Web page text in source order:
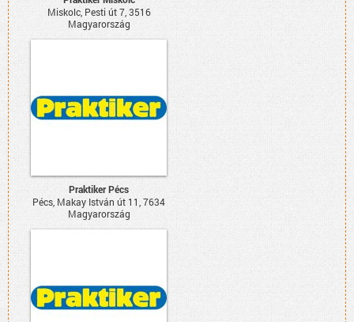
Miskolc, Pesti út 7, 3516
Magyarország
Praktiker Pécs
Pécs, Makay István út 11, 7634
Magyarország